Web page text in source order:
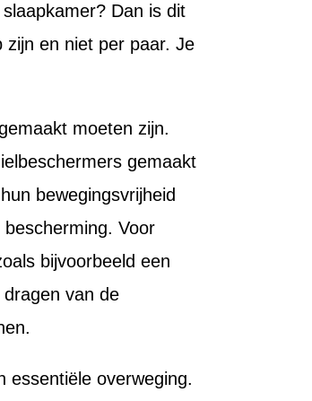
Dan is dit
en niet per paar. Je
moeten zijn.
gemaakt
bewegingsvrijheid
Voor
bijvoorbeeld een
van de
essentiële overweging.